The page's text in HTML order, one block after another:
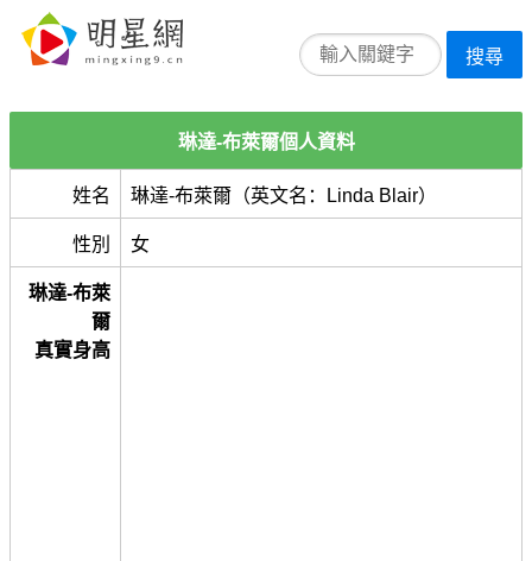
搜尋
琳達-布萊爾個人資料
姓名 琳達-布萊爾（英文名：Linda Blair）
性別 女
琳達-布萊
爾
真實身高